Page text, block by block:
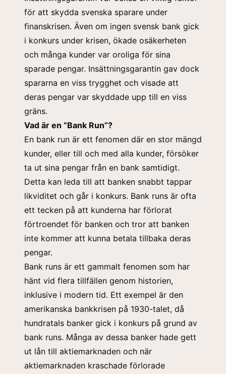
för att skydda svenska sparare under
finanskrisen. Även om ingen svensk bank gick
i konkurs under krisen, ökade osäkerheten
och många kunder var oroliga för sina
sparade pengar. Insättningsgarantin gav dock
spararna en viss trygghet och visade att
deras pengar var skyddade upp till en viss
gräns.
Vad är en ”Bank Run”?
En bank run är ett fenomen där en stor mängd
kunder, eller till och med alla kunder, försöker
ta ut sina pengar från en bank samtidigt.
Detta kan leda till att banken snabbt tappar
likviditet och går i konkurs. Bank runs är ofta
ett tecken på att kunderna har förlorat
förtroendet för banken och tror att banken
inte kommer att kunna betala tillbaka deras
pengar.
Bank runs är ett gammalt fenomen som har
hänt vid flera tillfällen genom historien,
inklusive i modern tid. Ett exempel är den
amerikanska bankkrisen på 1930-talet, då
hundratals banker gick i konkurs på grund av
bank runs. Många av dessa banker hade gett
ut lån till aktiemarknaden och när
aktiemarknaden kraschade förlorade